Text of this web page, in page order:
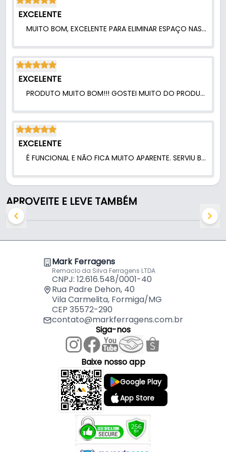
- Tipo de rosca: Mecânica
similares
- Broca recomendada: 5 mm
- Unidade de venda: Unidade avulsa
- Espessura máxima das superfícies a unir: Até 21
mm
- Código do produto: 0908051
Indicado para:
- União de peças em madeira
- MDF ou similares
EXCELENTE
MUITO BOM, EXCELENTE PARA ELIMINAR ESPAÇO NAS JUNÇÃO DE ARMÁRIOS!.
EXCELENTE
PRODUTO MUITO BOM!!! GOSTEI MUITO DO PRODUTO.
EXCELENTE
É FUNCIONAL E NÃO FICA MUITO APARENTE. SERVIU BEM.
APROVEITE E LEVE TAMBÉM
Mark Ferragens
Remaclo da Silva Ferragens LTDA
CNPJ: 12.616.548/0001-40
Rua Padre Dehon, 40
Vila Carmelita, Formiga/MG
CEP 35572-290
contato@markferragens.com.br
Siga-nos
Baixe nosso app
Google Play
App Store